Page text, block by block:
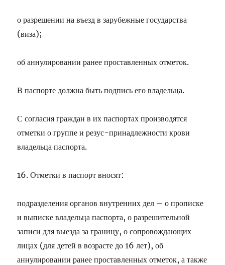
о разрешении на въезд в зарубежные государства
(виза);
об аннулировании ранее проставленных отметок.
В паспорте должна быть подпись его владельца.
С согласия граждан в их паспортах производятся
отметки о группе и резус-принадлежности крови
владельца паспорта.
16. Отметки в паспорт вносят:
подразделения органов внутренних дел – о прописке
и выписке владельца паспорта, о разрешительной
записи для выезда за границу, о сопровождающих
лицах (для детей в возрасте до 16 лет), об
аннулировании ранее проставленных отметок, а также